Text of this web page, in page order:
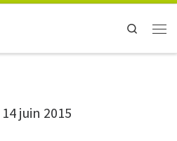
Search
14 juin 2015